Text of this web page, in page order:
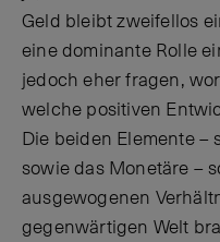
Geld bleibt zweifellos
eine dominante Rolle
jedoch eher fragen,
welche positiven
Die beiden Elemente –
sowie das Monetäre –
ausgewogenen
gegenwärtigen Welt